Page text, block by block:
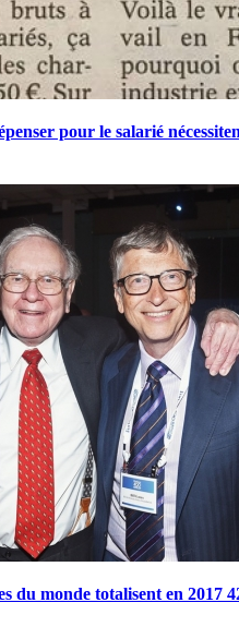
pour le salarié
du monde totalisent en 2017